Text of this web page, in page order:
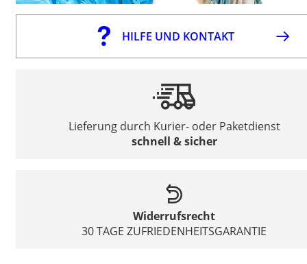
HILFE UND KONTAKT
Lieferung durch Kurier- oder Paketdienst
schnell & sicher
Widerrufsrecht
30 TAGE ZUFRIEDENHEITSGARANTIE